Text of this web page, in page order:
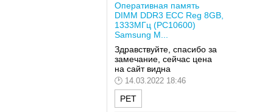
Оперативная память
DIMM DDR3 ECC Reg 8GB,
1333МГц (PC10600)
Samsung M...
Здравствуйте, спасибо за
замечание, сейчас цена
на сайт видна
14.03.2022 18:46
РЕТ